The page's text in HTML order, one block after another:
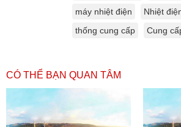
máy nhiệt điện
Nhiệt
thống cung cấp
Cung
CÓ THỂ BẠN QUAN TÂM